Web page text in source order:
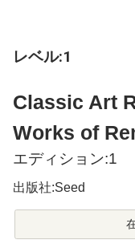
レベル:1
Classic Art
Works of
エディション:1
出版社:Seed